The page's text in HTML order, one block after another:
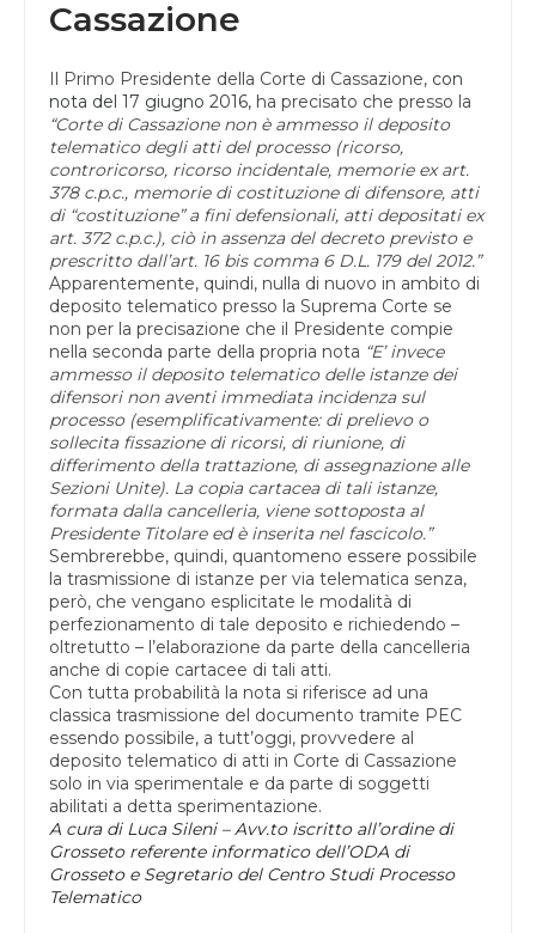
Cassazione
Il Primo Presidente della Corte di Cassazione, con
nota del 17 giugno 2016, ha precisato che presso la
“Corte di Cassazione non è ammesso il deposito
telematico degli atti del processo (ricorso,
controricorso, ricorso incidentale, memorie ex art.
378 c.p.c., memorie di costituzione di difensore, atti
di “costituzione” a fini defensionali, atti depositati ex
art. 372 c.p.c.), ciò in assenza del decreto previsto e
prescritto dall’art. 16 bis comma 6 D.L. 179 del 2012.”
Apparentemente, quindi, nulla di nuovo in ambito di
deposito telematico presso la Suprema Corte se
non per la precisazione che il Presidente compie
nella seconda parte della propria nota “E’ invece
ammesso il deposito telematico delle istanze dei
difensori non aventi immediata incidenza sul
processo (esemplificativamente: di prelievo o
sollecita fissazione di ricorsi, di riunione, di
differimento della trattazione, di assegnazione alle
Sezioni Unite). La copia cartacea di tali istanze,
formata dalla cancelleria, viene sottoposta al
Presidente Titolare ed è inserita nel fascicolo.”
Sembrerebbe, quindi, quantomeno essere possibile
la trasmissione di istanze per via telematica senza,
però, che vengano esplicitate le modalità di
perfezionamento di tale deposito e richiedendo –
oltretutto – l’elaborazione da parte della cancelleria
anche di copie cartacee di tali atti.
Con tutta probabilità la nota si riferisce ad una
classica trasmissione del documento tramite PEC
essendo possibile, a tutt’oggi, provvedere al
deposito telematico di atti in Corte di Cassazione
solo in via sperimentale e da parte di soggetti
abilitati a detta sperimentazione.
A cura di Luca Sileni –Avv.to iscritto all’ordine di
Grosseto referente informatico dell’ODA di
Grosseto e Segretario del Centro Studi Processo
Telematico